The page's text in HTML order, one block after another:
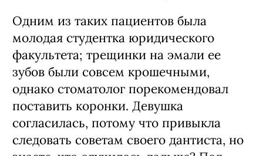
Одним из таких пациентов была
молодая студентка юридического
факультета; трещинки на эмали ее
зубов были совсем крошечными,
однако стоматолог порекомендовал
поставить коронки. Девушка
согласилась, потому что привыкла
следовать советам своего дантиста, но